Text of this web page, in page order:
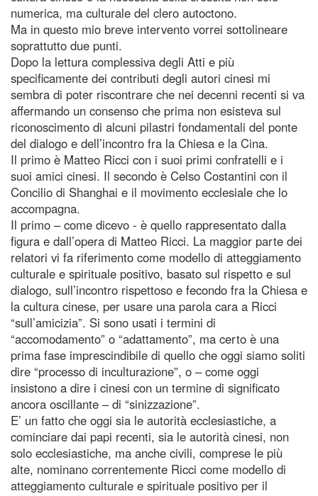
numerica, ma culturale del clero autoctono.
Ma in questo mio breve intervento vorrei sottolineare
soprattutto due punti.
Dopo la lettura complessiva degli Atti e più
specificamente dei contributi degli autori cinesi mi
sembra di poter riscontrare che nei decenni recenti si va
affermando un consenso che prima non esisteva sul
riconoscimento di alcuni pilastri fondamentali del ponte
del dialogo e dell’incontro fra la Chiesa e la Cina.
Il primo è Matteo Ricci con i suoi primi confratelli e i
suoi amici cinesi. Il secondo è Celso Costantini con il
Concilio di Shanghai e il movimento ecclesiale che lo
accompagna.
Il primo – come dicevo - è quello rappresentato dalla
figura e dall’opera di Matteo Ricci. La maggior parte dei
relatori vi fa riferimento come modello di atteggiamento
culturale e spirituale positivo, basato sul rispetto e sul
dialogo, sull’incontro rispettoso e fecondo fra la Chiesa e
la cultura cinese, per usare una parola cara a Ricci
“sull’amicizia”. Si sono usati i termini di
“accomodamento” o “adattamento”, ma certo è una
prima fase imprescindibile di quello che oggi siamo soliti
dire “processo di inculturazione”, o – come oggi
insistono a dire i cinesi con un termine di significato
ancora oscillante – di “sinizzazione”.
E’ un fatto che oggi sia le autorità ecclesiastiche, a
cominciare dai papi recenti, sia le autorità cinesi, non
solo ecclesiastiche, ma anche civili, comprese le più
alte, nominano correntemente Ricci come modello di
atteggiamento culturale e spirituale positivo per il